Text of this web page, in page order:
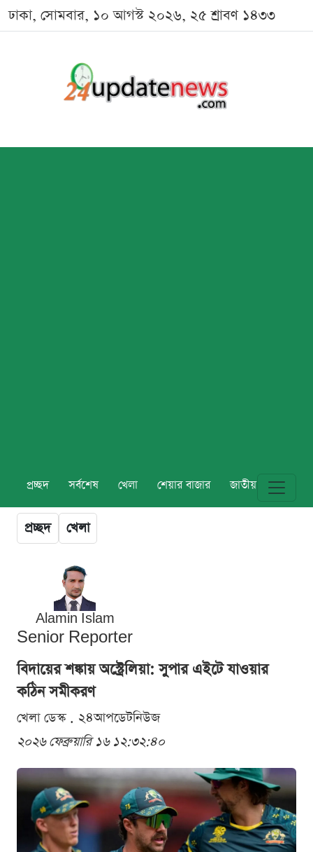
ঢাকা, সোমবার, ১০ আগস্ট ২০২৬, ২৫ শ্রাবণ ১৪৩৩
প্রচ্ছদ সর্বশেষ খেলা শেয়ার বাজার জাতীয় বিশ্ব
প্রচ্ছদ খেলা
Alamin Islam
Senior Reporter
বিদায়ের শঙ্কায় অস্ট্রেলিয়া: সুপার এইটে যাওয়ার
কঠিন সমীকরণ
খেলা ডেস্ক . ২৪আপডেটনিউজ
২০২৬ ফেব্রুয়ারি ১৬ ১২:৩২:৪০